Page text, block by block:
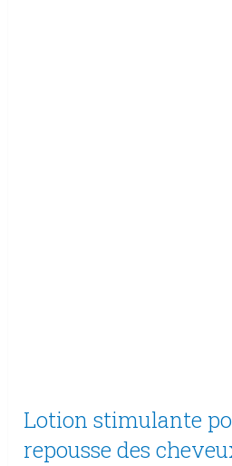
Lotion stimulante
repousse des